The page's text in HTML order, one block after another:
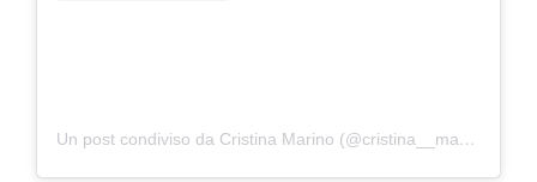
Un post condiviso da Cristina Marino (@cristina__marino)